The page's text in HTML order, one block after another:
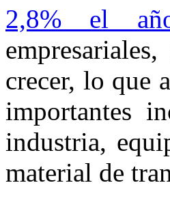
2,8% el
crecer, lo que
importantes
industria,
material de